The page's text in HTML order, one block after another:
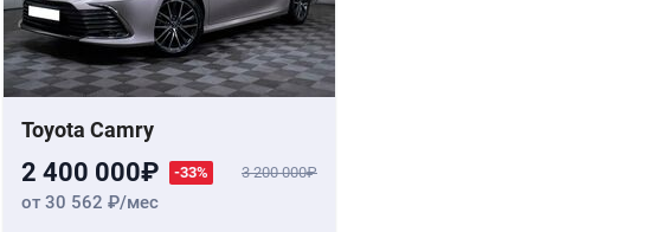
Toyota Camry
2 400 000 -33% 3 200 000
от 30 562 /мес